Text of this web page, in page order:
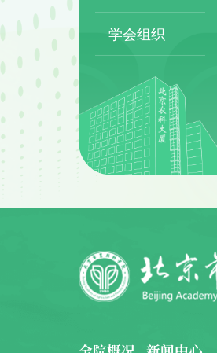
学会组织